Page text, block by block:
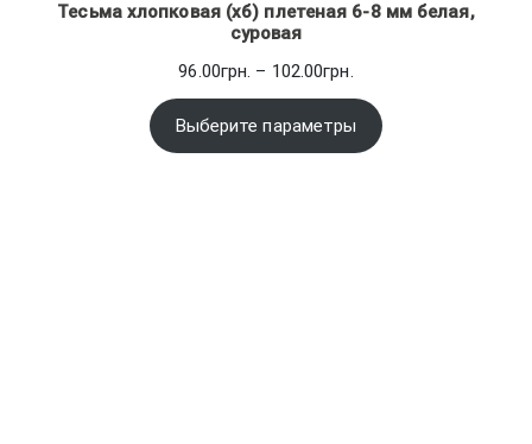
Тесьма хлопковая (хб) плетеная 6-8 мм белая,
суровая
96.00грн. – 102.00грн.
цен:
96.00грн.
–
Выберите параметры